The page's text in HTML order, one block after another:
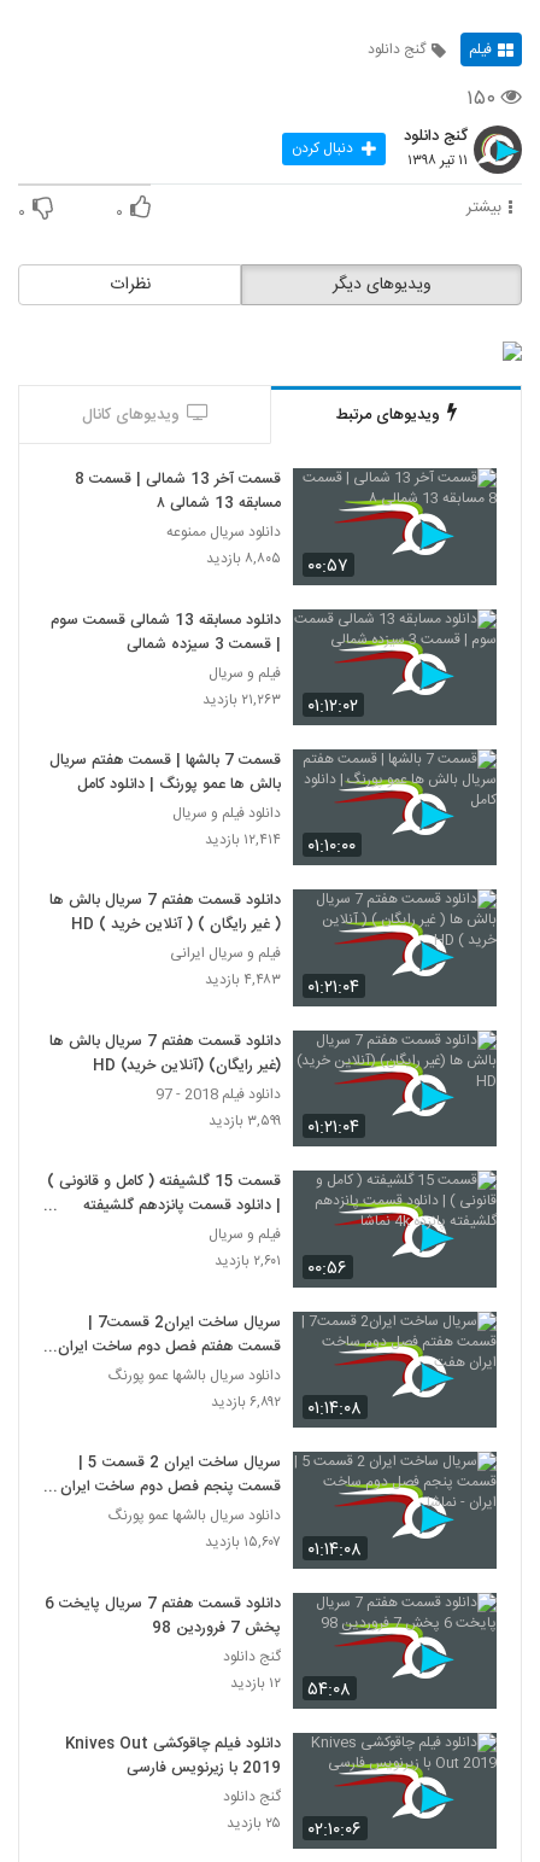
فیلم گنج دانلود
۱۵۰
گنج دانلود
۱۱ تیر ۱۳۹۸ دنبال کردن
بیشتر ۰ ۰
نظرات ویدیوهای دیگر
ویدیوهای مرتبط ویدیوهای کانال
۰۰:۵۷
قسمت آخر 13 شمالی | قسمت 8
مسابقه 13 شمالی ۸
دانلود سریال ممنوعه
۸,۸۰۵ بازدید
۰۱:۱۲:۰۲
دانلود مسابقه 13 شمالی قسمت سوم
| قسمت 3 سیزده شمالی
فیلم و سریال
۲۱,۲۶۳ بازدید
۰۱:۱۰:۰۰
قسمت 7 بالشها | قسمت هفتم سریال
بالش ها عمو پورنگ | دانلود کامل
دانلود فیلم و سریال
۱۲,۴۱۴ بازدید
۰۱:۲۱:۰۴
دانلود قسمت هفتم 7 سریال بالش ها
( غیر رایگان ) ( آنلاین خرید ) HD
فیلم و سریال ایرانی
۴,۴۸۳ بازدید
۰۱:۲۱:۰۴
دانلود قسمت هفتم 7 سریال بالش ها
(غیر رایگان) (آنلاین خرید) HD
دانلود فیلم 2018 - 97
۳,۵۹۹ بازدید
۰۰:۵۶
قسمت 15 گلشیفته ( کامل و قانونی )
| دانلود قسمت پانزدهم گلشیفته
پانزده 4k نماشا
فیلم و سریال
۲,۶۰۱ بازدید
۰۱:۱۴:۰۸
سریال ساخت ایران2 قسمت7 |
قسمت هفتم فصل دوم ساخت ایران
هفت
دانلود سریال بالشها عمو پورنگ
۶,۸۹۲ بازدید
۰۱:۱۴:۰۸
سریال ساخت ایران 2 قسمت 5 |
قسمت پنجم فصل دوم ساخت ایران -
نماشا
دانلود سریال بالشها عمو پورنگ
۱۵,۶۰۷ بازدید
۵۴:۰۸
دانلود قسمت هفتم 7 سریال پایخت 6
پخش 7 فروردین 98
گنج دانلود
۱۲ بازدید
۰۲:۱۰:۰۶
دانلود فیلم چاقوکشی Knives Out
2019 با زیرنویس فارسی
گنج دانلود
۲۵ بازدید